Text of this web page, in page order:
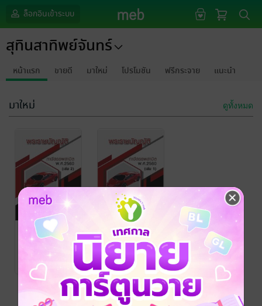
ล็อกอินเข้าระบบ
สุทินสาทิพย์จันทร์
หน้าแรก ขายดี มาใหม่ โปรโมชัน ฟรีกระจาย แนะนำ
มาใหม่ ดูทั้งหมด
พระราชบัญญัติ
ภาษีสรรพสามิต
พ.ศ. 2560 (เล่ม
สุทินสาทิพย์จันทร์
กฎหมาย
2 Rating
พระราชบัญญัติ
ภาษีสรรพสามิต
พ.ศ. 2560 (เล่ม
1)
สุทินสาทิพย์จันทร์
กฎหมาย
3 Rating